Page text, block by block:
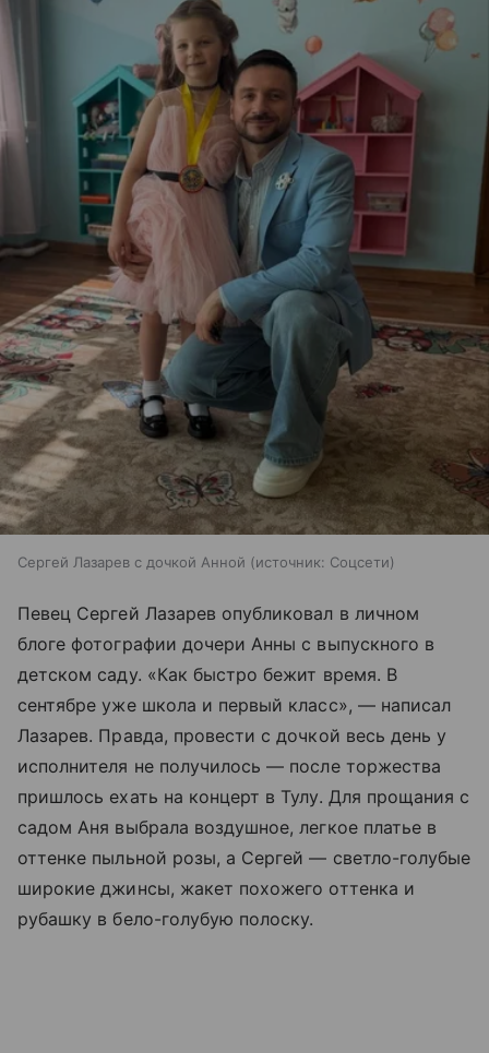
Сергей Лазарев с дочкой Анной источник: Соцсети
Певец Сергей Лазарев опубликовал в личном
блоге фотографии дочери Анны с выпускного в
детском саду. «Как быстро бежит время. В
сентябре уже школа и первый класс», — написал
Лазарев. Правда, провести с дочкой весь день у
исполнителя не получилось — после торжества
пришлось ехать на концерт в Тулу. Для прощания с
садом Аня выбрала воздушное, легкое платье в
оттенке пыльной розы, а Сергей — светло-голубые
широкие джинсы, жакет похожего оттенка и
рубашку в бело-голубую полоску.